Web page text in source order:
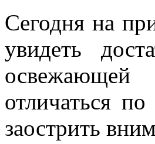
Сегодня на
увидеть
отличаться
заострить